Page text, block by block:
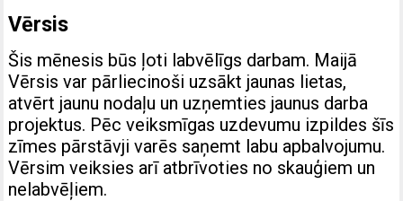
Vērsis
Šis mēnesis būs ļoti labvēlīgs darbam. Maijā
Vērsis var pārliecinoši uzsākt jaunas lietas,
atvērt jaunu nodaļu un uzņemties jaunus darba
projektus. Pēc veiksmīgas uzdevumu izpildes šīs
zīmes pārstāvji varēs saņemt labu apbalvojumu.
Vērsim veiksies arī atbrīvoties no skauģiem un
nelabvēļiem.